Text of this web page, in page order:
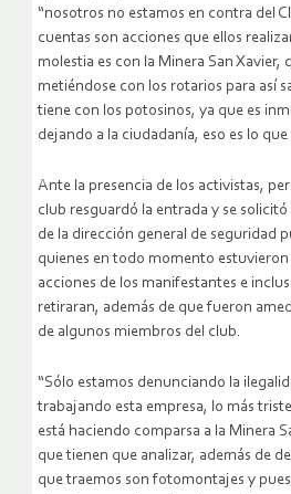
“nosotros no estamos en contra del
cuentas son acciones que ellos
molestia es con la Minera San Xavier,
metiéndose con los rotarios para así
tiene con los potosinos, ya que es
dejando a la ciudadanía, eso es lo
Ante la presencia de los activistas,
club resguardó la entrada y se
de la dirección general de seguridad
quienes en todo momento estuvieron
acciones de los manifestantes e
retiraran, además de que fueron
de algunos miembros del club.
“Sólo estamos denunciando la
trabajando esta empresa, lo más
está haciendo comparsa a la Minera
que tienen que analizar, además de
que traemos son fotomontajes y